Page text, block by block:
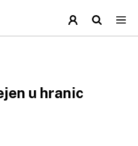
u hranic